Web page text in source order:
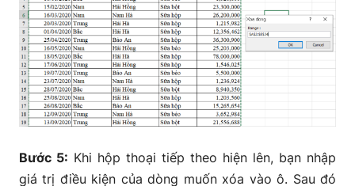
Bước 5: Khi hộp thoại tiếp theo hiện lên, bạn nhập
giá trị điều kiện của dòng muốn xóa vào ô. Sau đó